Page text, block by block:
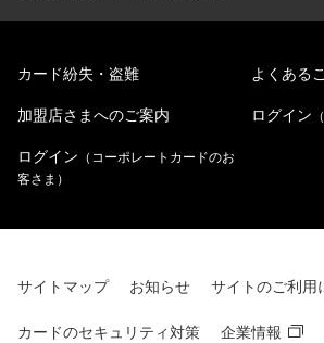
カード紛失・盗難
よくある
加盟店さまへのご案内
ログイン
ログイン （コーポレートカードのお
客さま）
サイトマップ お知らせ サイトのご利用
カードのセキュリティ対策 企業情報